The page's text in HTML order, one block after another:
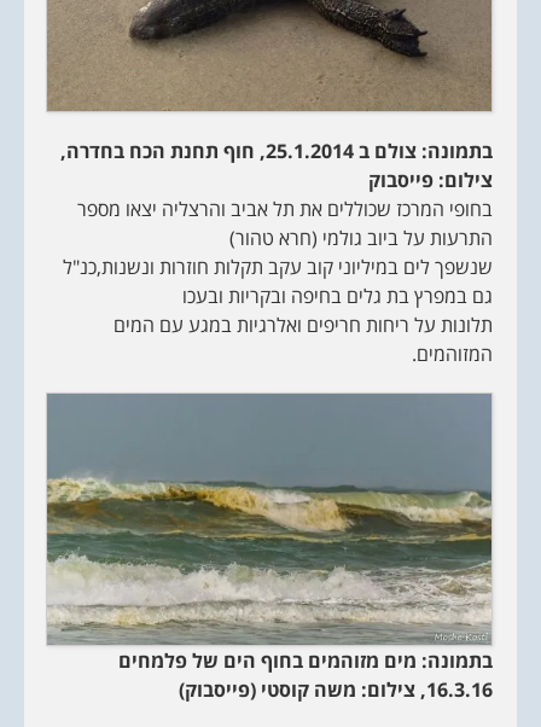
בתמונה: צולם ב 25.1.2014, חוף תחנת הכח בחדרה
,
צילום: פייסבוק
בחופי המרכז שכוללים את תל אביב והרצליה יצאו מספר
התרעות על ביוב גולמי (חרא טהור)
שנשפך לים במיליוני קוב עקב תקלות חוזרות ונשנות,כנ"ל
גם במפרץ בת גלים בחיפה ובקריות ובעכו
תלונות על ריחות חריפים ואלרגיות במגע עם המים
המזוהמים.
בתמונה: מים מזוהמים בחוף הים של פלמחים
16.3.16, צילום: משה קוסטי (פייסבוק)